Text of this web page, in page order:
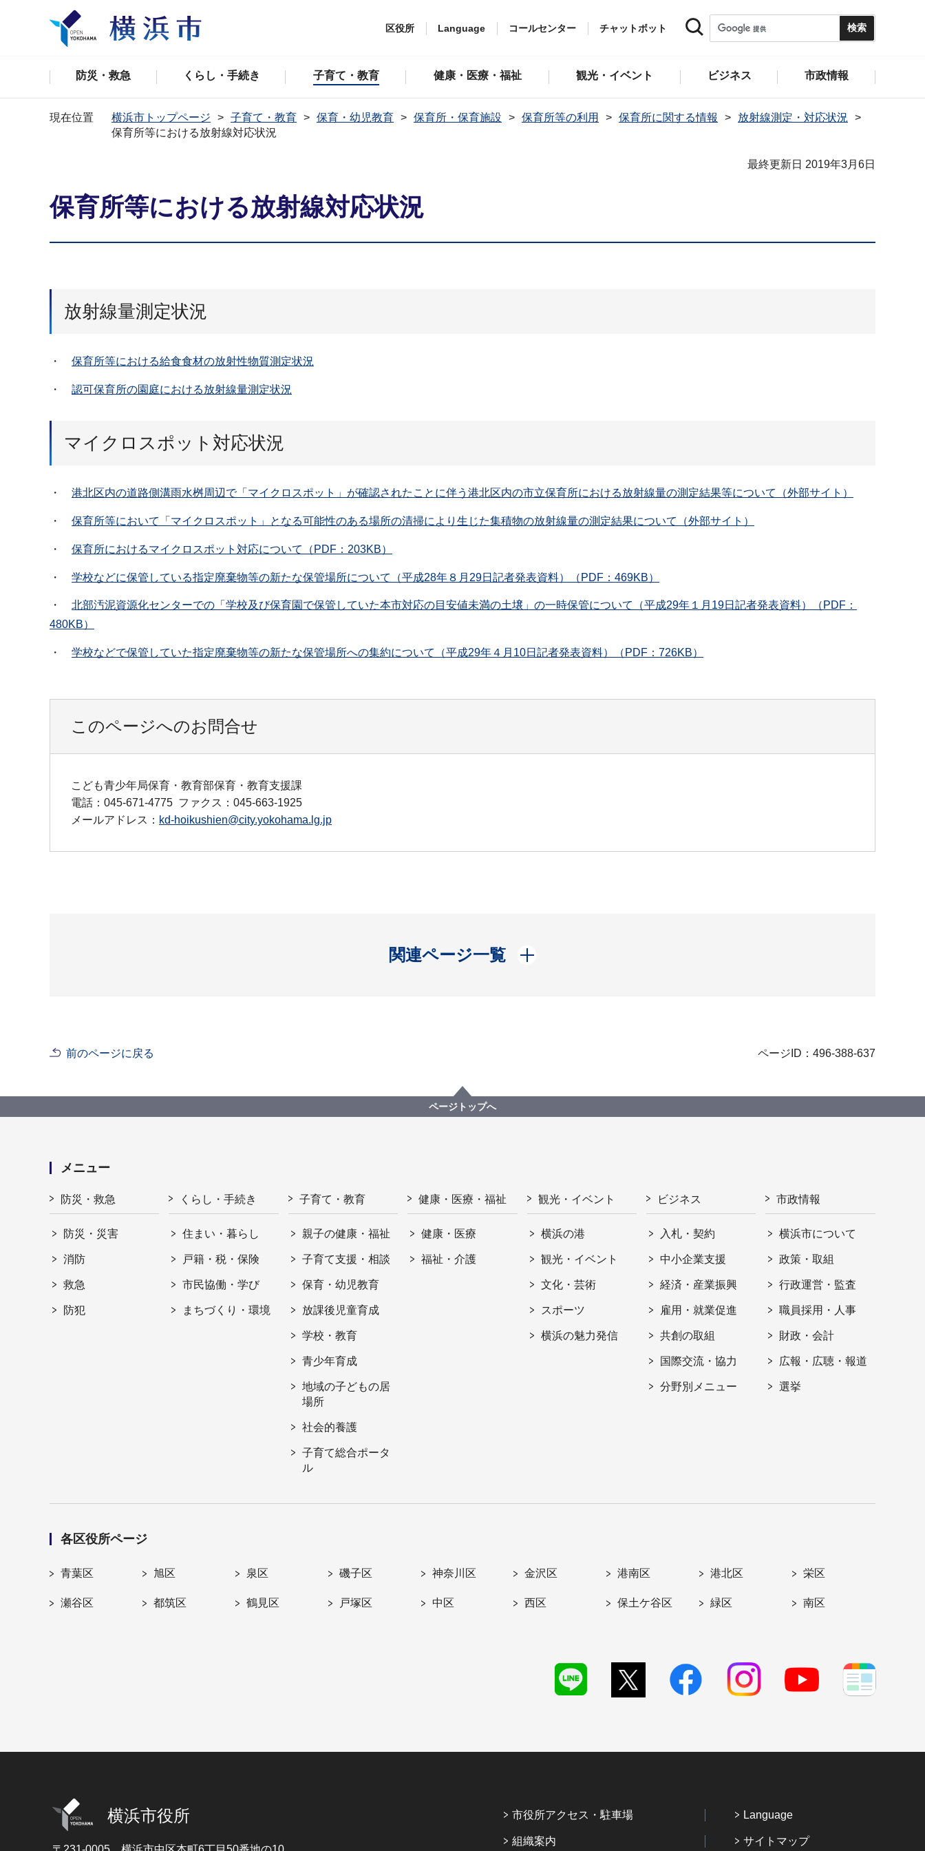
区役所 Language コールセンター チャットボット
防災・救急 くらし・手続き 子育て・教育 健康・医療・福祉 観光・イベント ビジネス 市政情報
現在位置 横浜市トップページ 子育て・教育 保育・幼児教育 保育所・保育施設 保育所等の利用 保育所に関する情報
放射線測定・対応状況
保育所等における放射線対応状況
最終更新日 2019年3月6日
保育所等における放射線対応状況
放射線量測定状況
・ 保育所等における給食食材の放射性物質測定状況
・ 認可保育所の園庭における放射線量測定状況
マイクロスポット対応状況
・ 港北区内の道路側溝雨水桝周辺で「マイクロスポット」が確認されたことに伴う港北区内の市立保育所における放射線量の測定結果等について（外部サイト）
・ 保育所等において「マイクロスポット」となる可能性のある場所の清掃により生じた集積物の放射線量の測定結果について（外部サイト）
・ 保育所におけるマイクロスポット対応について（PDF：203KB）
・ 学校などに保管している指定廃棄物等の新たな保管場所について（平成28年８月29日記者発表資料）（PDF：469KB）
・ 北部汚泥資源化センターでの「学校及び保育園で保管していた本市対応の目安値未満の土壌」の一時保管について（平成29年１月19日記者発表資料）（PDF：
480KB）
・ 学校などで保管していた指定廃棄物等の新たな保管場所への集約について（平成29年４月10日記者発表資料）（PDF：726KB）
このページへのお問合せ
こども青少年局保育・教育部保育・教育支援課
電話：045-671-4775 ファクス：045-663-1925
メールアドレス： kd-hoikushien@city.yokohama.lg.jp
関連ページ一覧
開く
前のページに戻る ページID：496-388-637
ページトップへ
メニュー
防災・救急
防災・災害
消防
救急
防犯
くらし・手続き
住まい・暮らし
戸籍・税・保険
市民協働・学び
まちづくり・環境
子育て・教育
親子の健康・福祉
子育て支援・相談
保育・幼児教育
放課後児童育成
学校・教育
青少年育成
地域の子どもの居
場所
社会的養護
子育て総合ポータ
ル
健康・医療・福祉
健康・医療
福祉・介護
観光・イベント
横浜の港
観光・イベント
文化・芸術
スポーツ
横浜の魅力発信
ビジネス
入札・契約
中小企業支援
経済・産業振興
雇用・就業促進
共創の取組
国際交流・協力
分野別メニュー
市政情報
横浜市について
政策・取組
行政運営・監査
職員採用・人事
財政・会計
広報・広聴・報道
選挙
各区役所ページ
青葉区 旭区 泉区 磯子区 神奈川区 金沢区 港南区 港北区 栄区
瀬谷区 都筑区 鶴見区 戸塚区 中区 西区 保土ケ谷区 緑区 南区
横浜市役所 市役所アクセス・駐車場
組織案内
Language
サイトマップ